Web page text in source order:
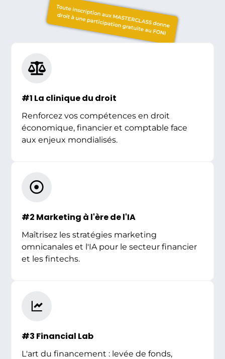
Toute inscription aux MASTERCLASS donne
droit à une participation gratuite au FONI
#1 La clinique du droit
Renforcez vos compétences en droit
économique, financier et comptable face
aux enjeux mondialisés.
#2 Marketing à l'ère de l'IA
Maîtrisez les stratégies marketing
omnicanales et l'IA pour le secteur financier
et les fintechs.
#3 Financial Lab
L'art du financement : levée de fonds,